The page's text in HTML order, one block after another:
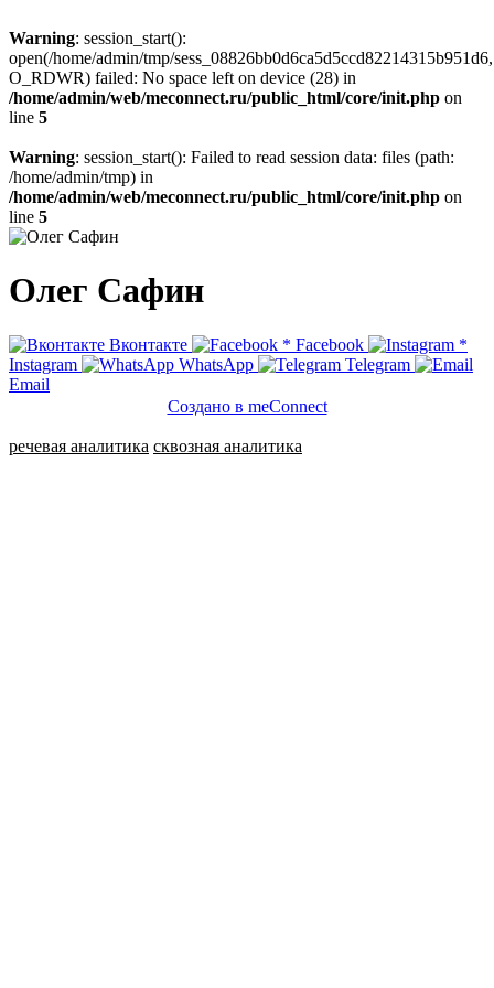
Warning: session_start():
open(/home/admin/tmp/sess_08826bb0d6ca5d5ccd82214315b951d6,
O_RDWR) failed: No space left on device (28) in
/home/admin/web/meconnect.ru/public_html/core/init.php on
line 5
Warning: session_start(): Failed to read session data: files (path:
/home/admin/tmp) in
/home/admin/web/meconnect.ru/public_html/core/init.php on
line 5
Олег Сафин
Вконтакте * Facebook
*
Instagram
WhatsApp
Telegram
Email
Создано в meConnect
речевая аналитика сквозная аналитика